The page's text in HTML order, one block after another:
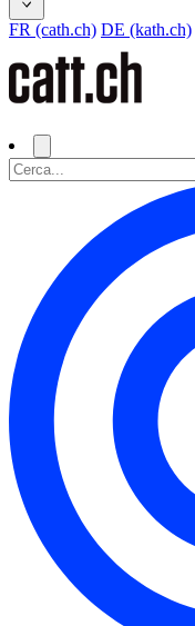
FR (cath.ch) DE (kath.ch)